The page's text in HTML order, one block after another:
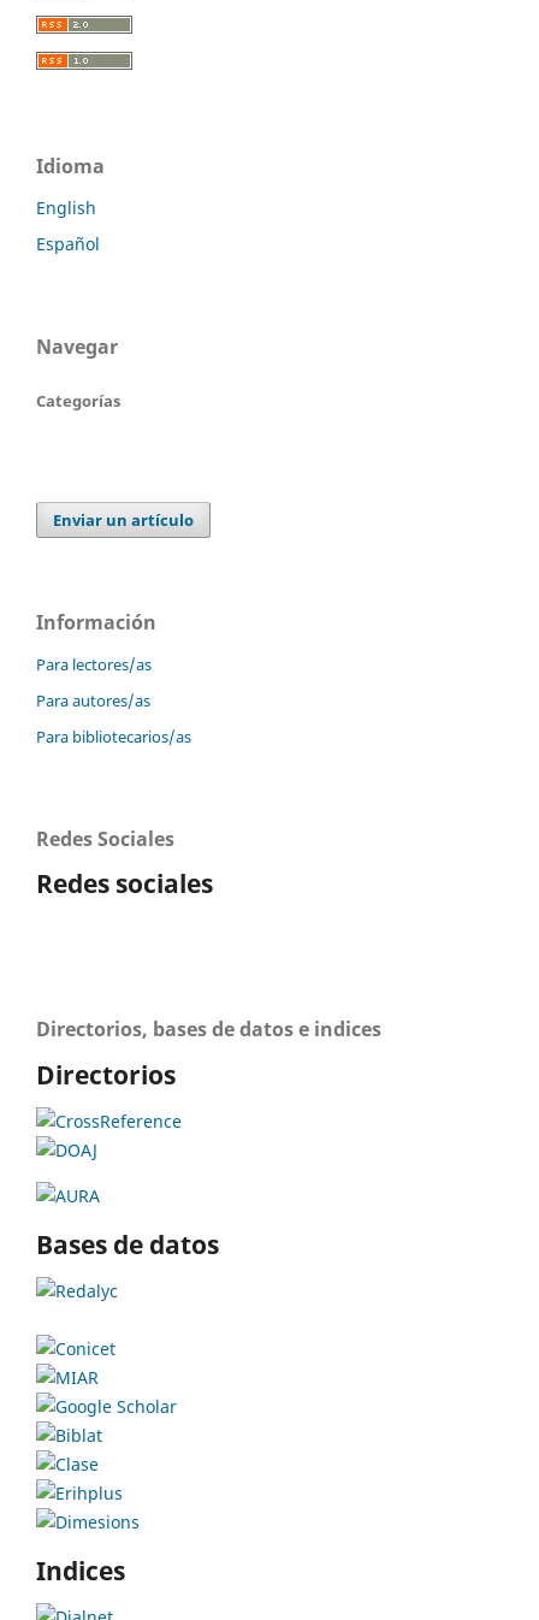
Idioma
English
Español
Navegar
Categorías
Enviar un artículo
Información
Para lectores/as
Para autores/as
Para bibliotecarios/as
Redes Sociales
Redes sociales
Directorios, bases de datos e indices
Directorios
Bases de datos
Indices